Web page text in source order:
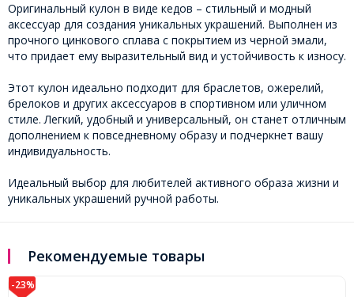
Оригинальный кулон в виде кедов – стильный и модный
аксессуар для создания уникальных украшений. Выполнен из
прочного цинкового сплава с покрытием из черной эмали,
что придает ему выразительный вид и устойчивость к износу.
Этот кулон идеально подходит для браслетов, ожерелий,
брелоков и других аксессуаров в спортивном или уличном
стиле. Легкий, удобный и универсальный, он станет отличным
дополнением к повседневному образу и подчеркнет вашу
индивидуальность.
Идеальный выбор для любителей активного образа жизни и
уникальных украшений ручной работы.
Рекомендуемые товары
-23%